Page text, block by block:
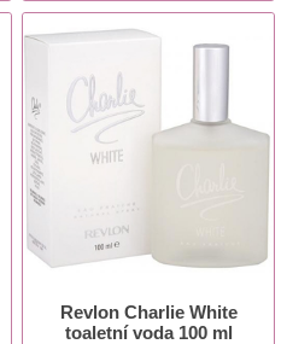
Revlon Charlie White
toaletní voda 100 ml